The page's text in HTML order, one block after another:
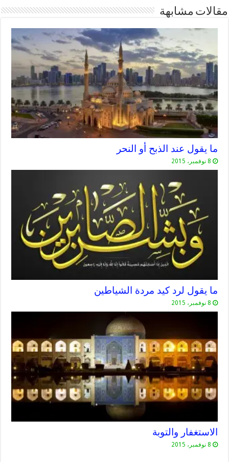
مقالات مشابهة
ما يقول عند الذبح أو النحر
8 نوفمبر، 2015
ما يقول لرد كيد مردة الشياطين
8 نوفمبر، 2015
الاستغفار والتوبة
8 نوفمبر، 2015